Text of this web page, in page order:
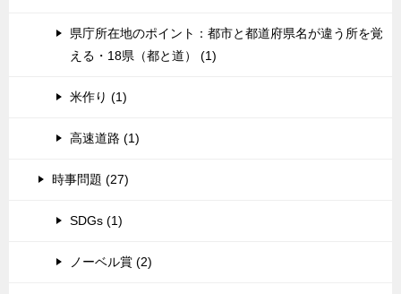
県庁所在地のポイント：都市と都道府県名が違う所を覚
える・18県（都と道） (1)
米作り (1)
高速道路 (1)
時事問題 (27)
SDGs (1)
ノーベル賞 (2)